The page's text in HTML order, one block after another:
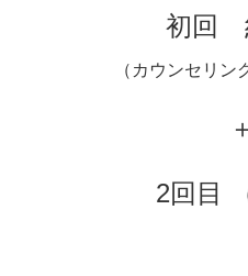
初回
（カウンセリン
2回目